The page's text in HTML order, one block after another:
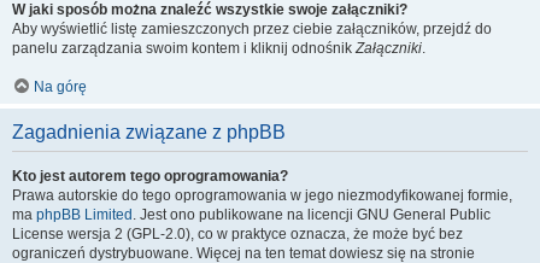
W jaki sposób można znaleźć wszystkie swoje załączniki?
Aby wyświetlić listę zamieszczonych przez ciebie załączników, przejdź do
panelu zarządzania swoim kontem i kliknij odnośnikZałączniki.
Na górę
Zagadnienia związane z phpBB
Kto jest autorem tego oprogramowania?
Prawa autorskie do tego oprogramowania w jego niezmodyfikowanej formie,
ma phpBB Limited . Jest ono publikowane na licencji GNU General Public
License wersja 2 (GPL-2.0), co w praktyce oznacza, że może być bez
ograniczeń dystrybuowane. Więcej na ten temat dowiesz się na stronie